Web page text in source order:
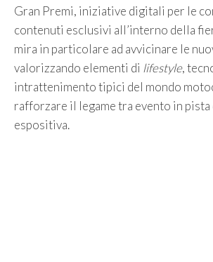
Gran Premi, iniziative digitali per le
contenuti esclusivi all’interno della
mira in particolare ad avvicinare le
valorizzando elementi di lifestyle,
intrattenimento tipici del mondo
rafforzare il legame tra evento in
espositiva.